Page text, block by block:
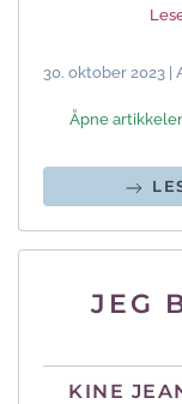
30. oktober 2023 |
Åpne
JEG
KINE